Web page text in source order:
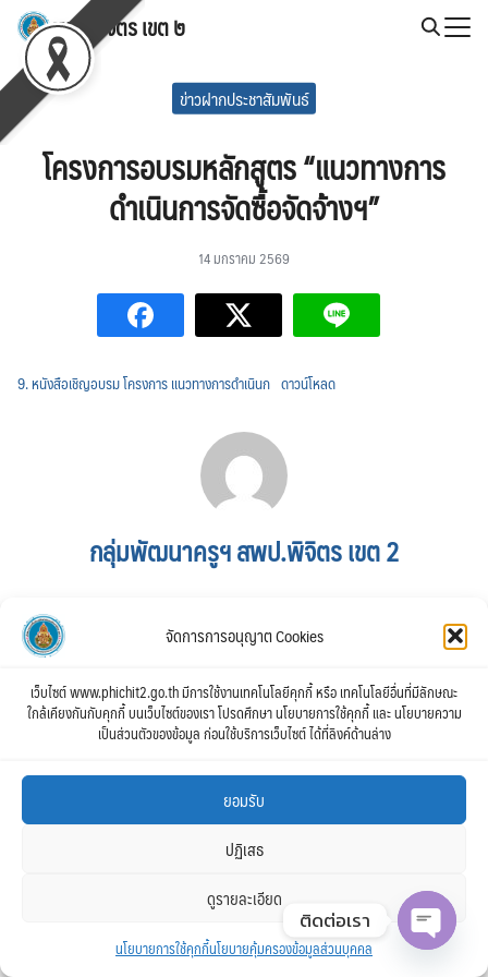
จัดการการอนุญาต Cookies
เว็บไซต์ www.phichit2.go.th มีการใช้งานเทคโนโลยีคุกกี้ หรือ เทคโนโลยีอื่นที่มีลักษณะ
ใกล้เคียงกันกับคุกกี้ บนเว็บไซต์ของเรา โปรดศึกษา นโยบายการใช้คุกกี้ และ นโยบายความ
เป็นส่วนตัวของข้อมูล ก่อนใช้บริการเว็บไซต์ ได้ที่ลิงค์ด้านล่าง
ยอมรับ
ปฏิเสธ
ดูรายละเอียด
นโยบายการใช้คุกกี้นโยบายคุ้มครองข้อมูลส่วนบุคคล
Skip
content
สพป.พิจิตร เขต ๒
Search
for: ข่าวฝากประชาสัมพันธ์
โครงการอบรมหลักสูตร “แนวทางการ
ดำเนินการจัดซื้อจัดจ้างฯ”
14 มกราคม 2569
9. หนังสือเชิญอบรม โครงการ แนวทางการดำเนินก ดาวน์โหลด
กลุ่มพัฒนาครูฯ สพป.พิจิตร เขต 2
ติดต่อเรา
Open